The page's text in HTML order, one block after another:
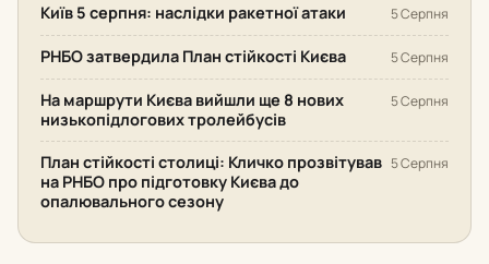
Київ 5 серпня: наслідки ракетної атаки 5 Серпня
РНБО затвердила План стійкості Києва 5 Серпня
На маршрути Києва вийшли ще 8 нових
низькопідлогових тролейбусів
5 Серпня
План стійкості столиці: Кличко прозвітував
на РНБО про підготовку Києва до
опалювального сезону
5 Серпня